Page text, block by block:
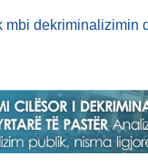
dekriminalizimin